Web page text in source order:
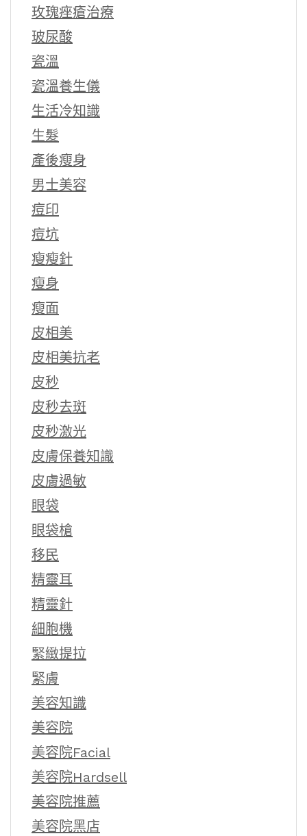
玫瑰痤瘡治療
玻尿酸
瓷溫
瓷溫養生儀
生活冷知識
生髮
產後瘦身
男士美容
痘印
痘坑
瘦瘦針
瘦身
瘦面
皮相美
皮相美抗老
皮秒
皮秒去斑
皮秒激光
皮膚保養知識
皮膚過敏
眼袋
眼袋槍
移民
精靈耳
精靈針
細胞機
緊緻提拉
緊膚
美容知識
美容院
美容院Facial
美容院Hardsell
美容院推薦
美容院黑店